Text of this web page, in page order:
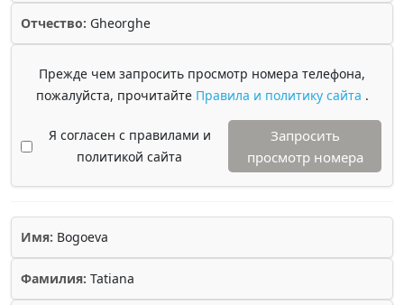
Отчество: Gheorghe
Прежде чем запросить просмотр номера телефона,
пожалуйста, прочитайте Правила и политику сайта .
Я согласен с правилами и
политикой сайта
Запросить
просмотр номера
Имя: Bogoeva
Фамилия: Tatiana